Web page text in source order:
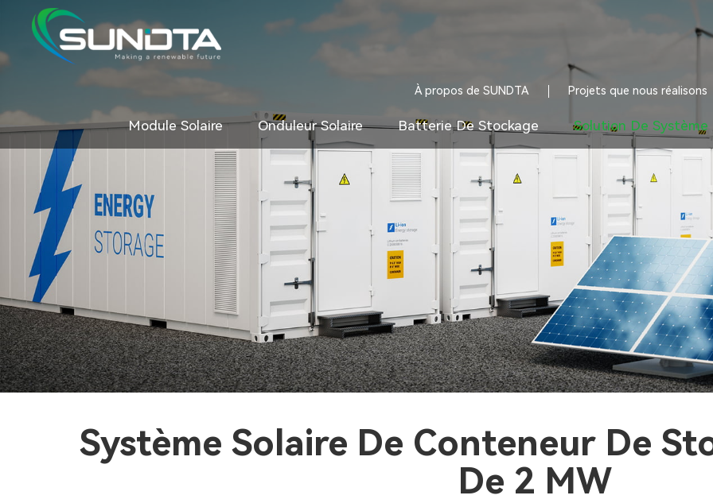
À propos de SUNDTA Projets que nous réalisons
Module Solaire Onduleur Solaire Batterie De Stockage Solution De
Système Solaire De Conteneur De
De 2 MW